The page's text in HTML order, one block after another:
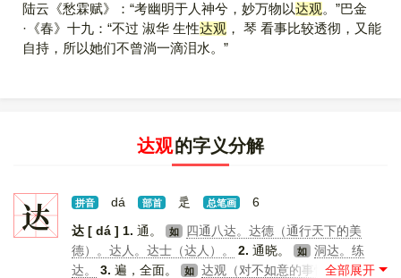
陆云《愁霖赋》：“考幽明于人神兮，妙万物以达观。”巴金
·《春》十九：“不过 淑华 生性达观 ， 琴 看事比较透彻，又能
自持，所以她们不曾淌一滴泪水。”
达观的字义分解
达 拼音 dá 部首 辵 总笔画
6
达 [ dá ] 1. 通。 如
四通八达。达德（通行天下的美
德）。达人。达士（达人）。
2. 通晓。 如
洞达。练
达。
3. 遍，全面。 如
达观（对不如意的事情看得开，